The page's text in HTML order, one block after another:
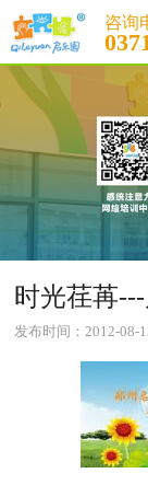
咨询
时光荏苒
发布时间：2012-08-